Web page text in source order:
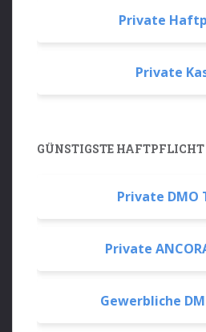
Private
Private
GÜNSTIGSTE HAFTPFLICHT
Private DMO
Private
Gewerbliche